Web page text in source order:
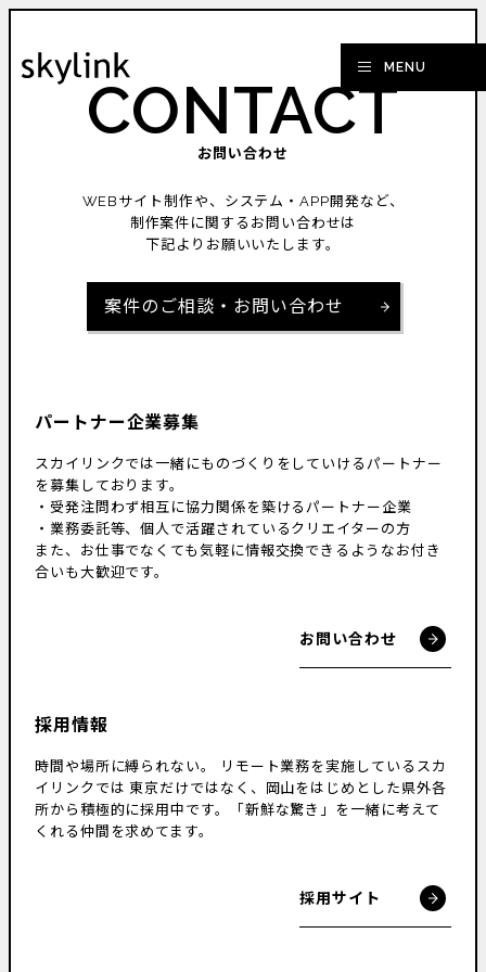
CONTACT
お問い合わせ
WEBサイト制作や、システム・APP開発など、
制作案件に関するお問い合わせは
下記よりお願いいたします。
案件のご相談・お問い合わせ
パートナー企業募集
スカイリンクでは一緒にものづくりをしていけるパートナー
を募集しております。
・受発注問わず相互に協力関係を築けるパートナー企業
・業務委託等、個人で活躍されているクリエイターの方
また、お仕事でなくても気軽に情報交換できるようなお付き
合いも大歓迎です。
お問い合わせ
採用情報
時間や場所に縛られない。
リモート業務を実施しているスカ
イリンクでは 東京だけではなく、岡山をはじめとした県外各
所から積極的に採用中です。
「新鮮な驚き」を一緒に考えて
くれる仲間を求めてます。
採用サイト